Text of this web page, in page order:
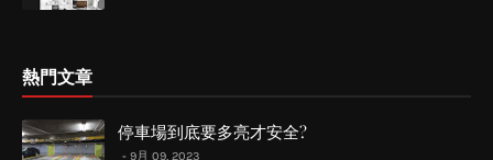
熱門文章
停車場到底要多亮才安全?
9月 09, 2023